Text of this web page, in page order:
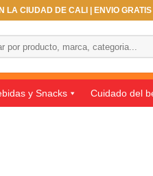
LA CIUDAD DE CALI | ENVIO
y Snacks Cuidado del